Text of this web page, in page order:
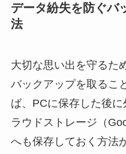
データ紛失を防ぐバ
法
大切な思い出を守るた
バックアップを取るこ
ば、PCに保存した後
ラウドストレージ（
へも保存しておく方法